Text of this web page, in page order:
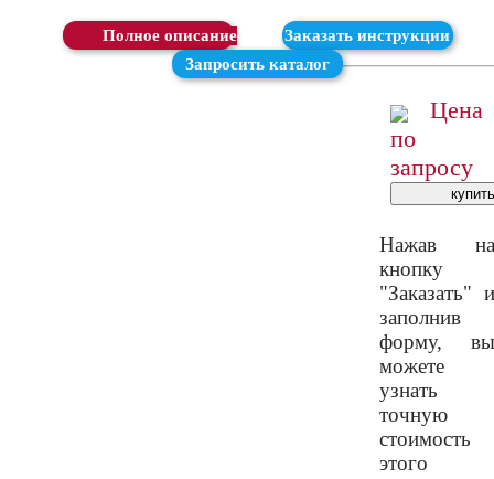
Скачать
Заказать инструкции
Запросить каталог
Цена
по
запросу
Нажав на
кнопку
"Заказать" и
заполнив
форму, вы
можете
узнать
точную
стоимость
этого